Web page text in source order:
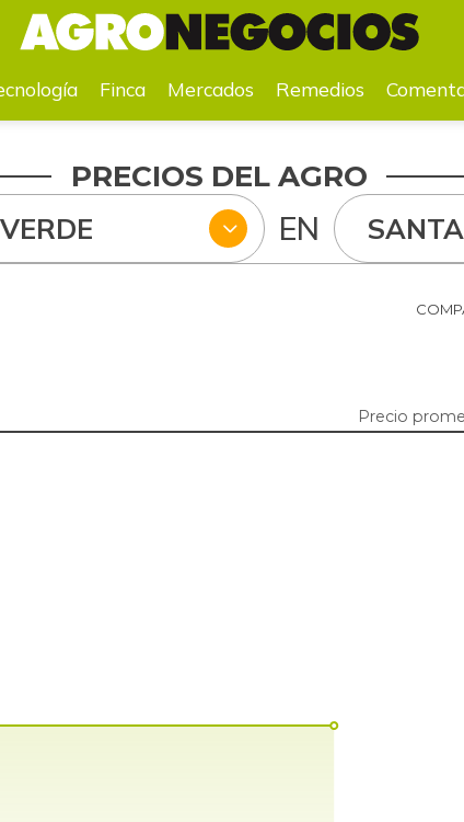
Mercados Remedios Comentarios Agenda
Finca Mercados Remedios
PRECIOS DEL AGRO
EN
Precio